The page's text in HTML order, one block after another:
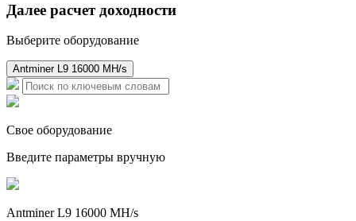
Далее расчет доходности
Выберите оборудование
Antminer L9 16000 MH/s
Свое оборудование
Введите параметры вручную
Antminer L9 16000 MH/s